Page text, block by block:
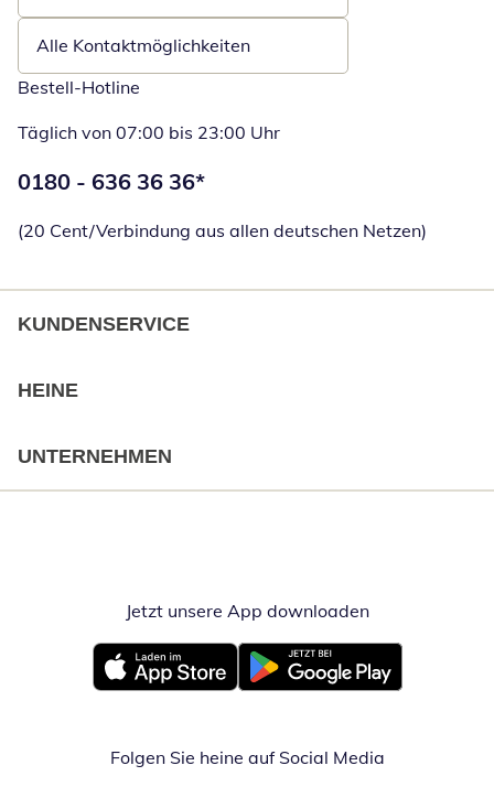
Alle Kontaktmöglichkeiten
Bestell-Hotline
Täglich von 07:00 bis 23:00 Uhr
Telefonnummer:
0180 - 636 36 36*
(20 Cent/Verbindung aus allen deutschen Netzen)
KUNDENSERVICE
HEINE
UNTERNEHMEN
Jetzt unsere App downloadenÖffnet in
Öffnet in neuem FensterÖffnet in neuem Fenster
Folgen Sie heine auf Social Media